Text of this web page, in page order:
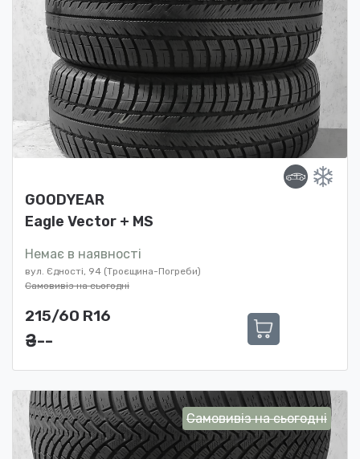
GOODYEAR
Eagle Vector + MS
Немає в наявності
вул. Єдності, 94 (Троєщина-Погреби)
Самовивіз на сьогодні
215/60 R16
₴ ---
Самовивіз на сьогодні